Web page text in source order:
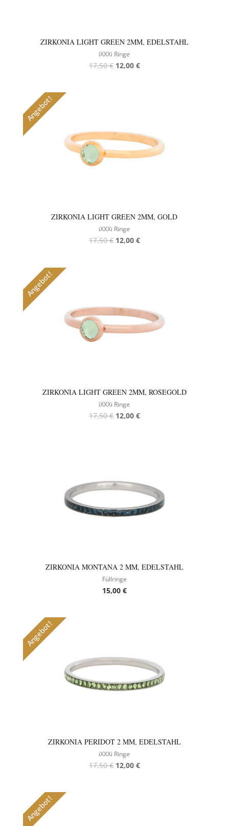
ZIRKONIA LIGHT GREEN 2MM, EDELSTAHL
iXXXi Ringe
17,50€ 12,00 €
Angebot!
ZIRKONIA LIGHT GREEN 2MM, GOLD
iXXXi Ringe
17,50€ 12,00 €
Angebot!
ZIRKONIA LIGHT GREEN 2MM, ROSEGOLD
iXXXi Ringe
17,50€ 12,00 €
ZIRKONIA MONTANA 2 MM, EDELSTAHL
Füllringe
15,00 €
Angebot!
ZIRKONIA PERIDOT 2 MM, EDELSTAHL
iXXXi Ringe
17,50€ 12,00 €
Angebot!